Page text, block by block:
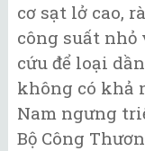
cơ sạt lở cao,
công suất
cứu để loại
không có khả
Nam ngưng
Bộ Công